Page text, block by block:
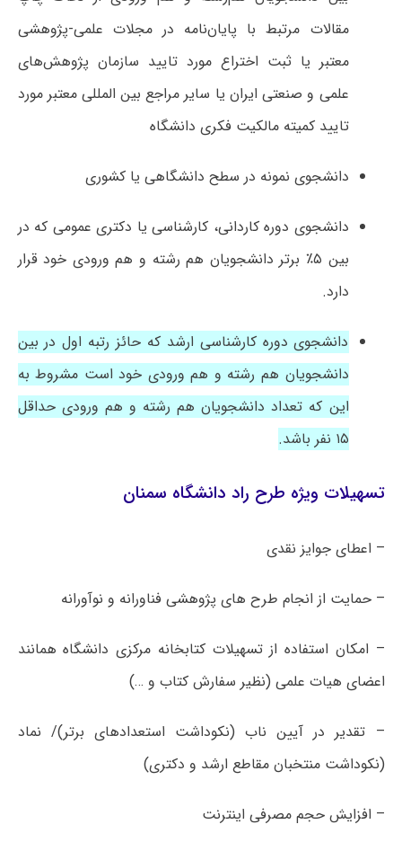
مقالات مرتبط با پایان‌نامه در مجلات علمی-پژوهشی
معتبر یا ثبت اختراع مورد تایید سازمان پژوهش‌های
علمی و صنعتی ایران یا سایر مراجع بین المللی معتبر مورد
تایید کمیته مالکیت فکری دانشگاه
دانشجوی نمونه در سطح دانشگاهی یا کشوری
دانشجوی دوره کاردانی، کارشناسی یا دکتری عمومی که در
بین ۵٪ برتر دانشجویان هم‌ رشته و هم‌ ورودی خود قرار
دارد.
دانشجوی دوره کارشناسی ارشد که حائز رتبه اول در بین
دانشجویان هم‌ رشته و هم‌ ورودی خود است مشروط به
این که تعداد دانشجویان هم‌ رشته و هم‌ ورودی حداقل
۱۵ نفر باشد.
تسهیلات ویژه طرح راد دانشگاه سمنان
– اعطای جوایز نقدی
– حمایت از انجام طرح ­های پژوهشی فناورانه و نوآورانه
– امکان استفاده از تسهیلات کتابخانه مرکزی دانشگاه همانند
اعضای هیات علمی (نظیر سفارش کتاب و …)
– تقدیر در آیین ناب (نکوداشت استعدادهای برتر)/ نماد
(نکوداشت منتخبان مقاطع ارشد و دکتری)
– افزایش حجم مصرفی اینترنت